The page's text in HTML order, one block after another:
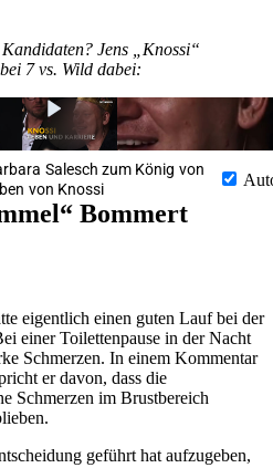
Jens „Knossi“
7 vs. Wild dabei:
Salesch zum König von
von Knossi
Bommert
eigentlich einen guten Lauf bei der
einer Toilettenpause in der Nacht
Schmerzen. In einem Kommentar
er davon, dass die
Schmerzen im Brustbereich
geführt hat aufzugeben,